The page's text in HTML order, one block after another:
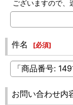
ございますので、
件名 [必須]
お問い合わせ内